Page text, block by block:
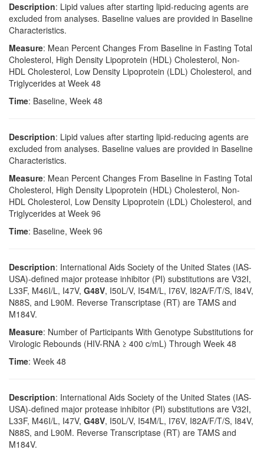
Description: Lipid values after starting lipid-reducing agents are
excluded from analyses. Baseline values are provided in Baseline
Characteristics.
Measure: Mean Percent Changes From Baseline in Fasting Total
Cholesterol, High Density Lipoprotein (HDL) Cholesterol, Non-
HDL Cholesterol, Low Density Lipoprotein (LDL) Cholesterol, and
Triglycerides at Week 48
Time: Baseline, Week 48
Description: Lipid values after starting lipid-reducing agents are
excluded from analyses. Baseline values are provided in Baseline
Characteristics.
Measure: Mean Percent Changes From Baseline in Fasting Total
Cholesterol, High Density Lipoprotein (HDL) Cholesterol, Non-
HDL Cholesterol, Low Density Lipoprotein (LDL) Cholesterol, and
Triglycerides at Week 96
Time: Baseline, Week 96
Description: International Aids Society of the United States (IAS-
USA)-defined major protease inhibitor (PI) substitutions are V32I,
L33F, M46I/L, I47V, G48V, I50L/V, I54M/L, I76V, I82A/F/T/S, I84V,
N88S, and L90M. Reverse Transcriptase (RT) are TAMS and
M184V.
Measure: Number of Participants With Genotype Substitutions for
Virologic Rebounds (HIV-RNA ≥ 400 c/mL) Through Week 48
Time: Week 48
Description: International Aids Society of the United States (IAS-
USA)-defined major protease inhibitor (PI) substitutions are V32I,
L33F, M46I/L, I47V, G48V, I50L/V, I54M/L, I76V, I82A/F/T/S, I84V,
N88S, and L90M. Reverse Transcriptase (RT) are TAMS and
M184V.